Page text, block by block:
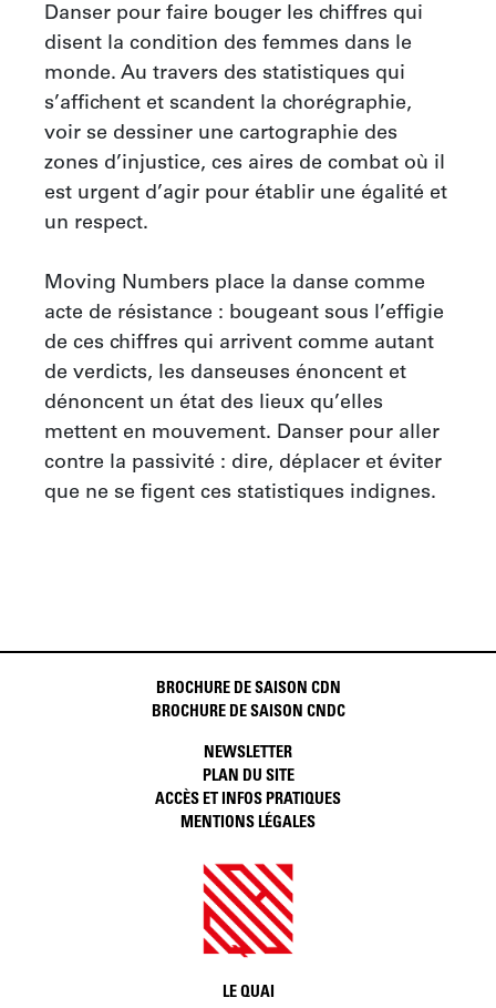
Danser pour faire bouger les chiffres qui
disent la condition des femmes dans le
monde. Au travers des statistiques qui
s’affichent et scandent la chorégraphie,
voir se dessiner une cartographie des
zones d’injustice, ces aires de combat où il
est urgent d’agir pour établir une égalité et
un respect.
Moving Numbers place la danse comme
acte de résistance : bougeant sous l’effigie
de ces chiffres qui arrivent comme autant
de verdicts, les danseuses énoncent et
dénoncent un état des lieux qu’elles
mettent en mouvement. Danser pour aller
contre la passivité : dire, déplacer et éviter
que ne se figent ces statistiques indignes.
BROCHURE DE SAISON CDN
BROCHURE DE SAISON CNDC
NEWSLETTER
PLAN DU SITE
ACCÈS ET INFOS PRATIQUES
MENTIONS LÉGALES
LE QUAI